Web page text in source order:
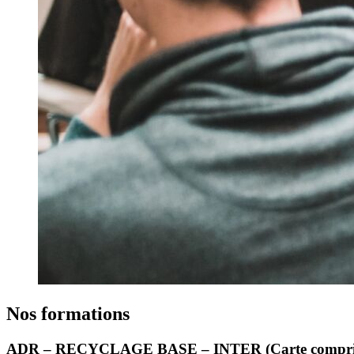
Nos formations
ADR – RECYCLAGE BASE – INTER (Carte